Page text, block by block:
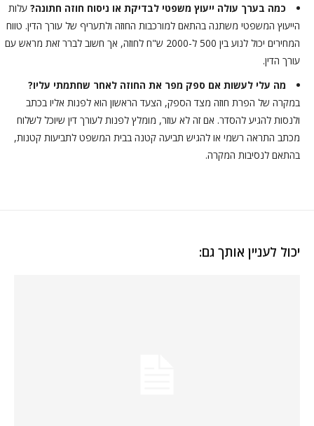
כמה בערך עולה ייעוץ משפטי לבדיקת או ניסוח חוזה חתונה? עלות
הייעוץ המשפטי משתנה בהתאם למורכבות החוזה ולתעריף של עורך הדין. טווח
המחירים יכול לנוע בין 500 ל-2000 ש"ח לחוזה, אך חשוב לברר זאת מראש עם
עורך הדין.
מה עלי לעשות אם ספק מפר את החוזה לאחר שחתמתי עליו?
במקרה של הפרת חוזה מצד הספק, הצעד הראשון הוא לפנות אליו בכתב
ולנסות להגיע להסדר. אם זה לא עוזר, מומלץ לפנות לעורך דין שיוכל לשלוח
מכתב התראה רשמי או להגיש תביעה קטנה בבית המשפט לתביעות קטנות,
בהתאם לנסיבות המקרה.
יכול לעניין אותך גם: